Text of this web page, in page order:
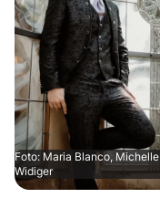
Foto: Maria Blanco, Michelle
Widiger